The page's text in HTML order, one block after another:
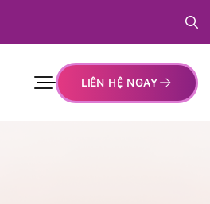
LIÊN HỆ NGAY